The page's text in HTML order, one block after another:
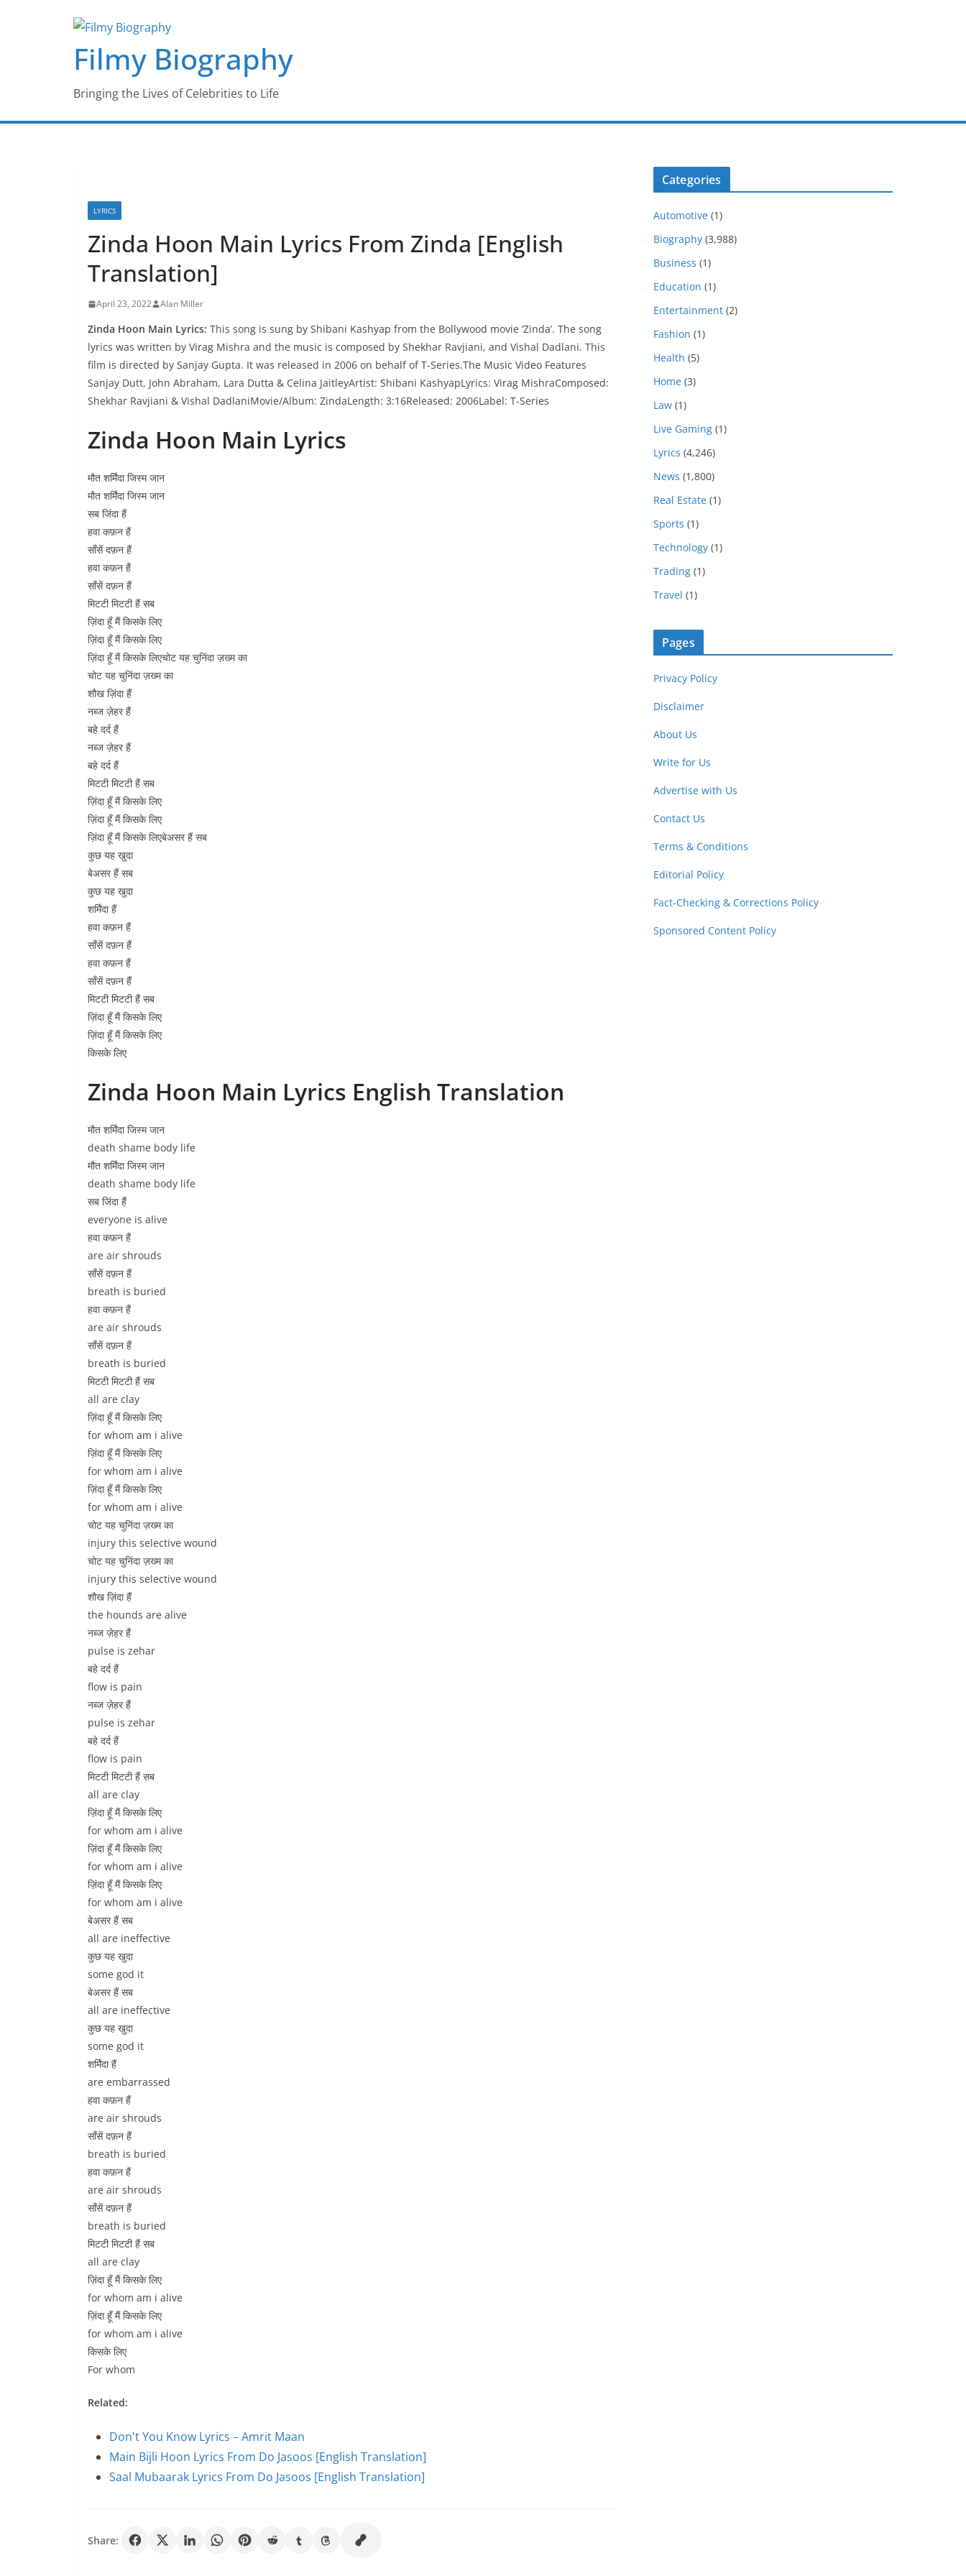
Filmy Biography
Bringing the Lives of Celebrities to Life
LYRICS
Zinda Hoon Main Lyrics From Zinda [English
Translation]
April 23, 2022 Alan Miller
Zinda Hoon Main Lyrics: This song is sung by Shibani Kashyap from the Bollywood movie ‘Zinda’. The song
lyrics was written by Virag Mishra and the music is composed by Shekhar Ravjiani, and Vishal Dadlani. This
film is directed by Sanjay Gupta. It was released in 2006 on behalf of T-Series.The Music Video Features
Sanjay Dutt, John Abraham, Lara Dutta & Celina JaitleyArtist: Shibani KashyapLyrics: Virag MishraComposed:
Shekhar Ravjiani & Vishal DadlaniMovie/Album: ZindaLength: 3:16Released: 2006Label: T-Series
Zinda Hoon Main Lyrics
मौत शर्मिंदा जिस्म जान
मौत शर्मिंदा जिस्म जान
सब जिंदा हैं
हवा कफ़न हैं
साँसें दफ़न हैं
हवा कफ़न हैं
साँसें दफ़न हैं
मिटटी मिटटी हैं सब
ज़िंदा हूँ मैं किसके लिए
ज़िंदा हूँ मैं किसके लिए
ज़िंदा हूँ मैं किसके लिएचोट यह चुनिंदा ज़ख्म का
चोट यह चुनिंदा ज़ख्म का
शौख ज़िंदा हैं
नब्ज ज़ेहर हैं
बहे दर्द हैं
नब्ज ज़ेहर हैं
बहे दर्द हैं
मिटटी मिटटी हैं सब
ज़िंदा हूँ मैं किसके लिए
ज़िंदा हूँ मैं किसके लिए
ज़िंदा हूँ मैं किसके लिएबेअसर हैं सब
कुछ यह खुदा
बेअसर हैं सब
कुछ यह खुदा
शर्मिंदा हैं
हवा कफ़न हैं
साँसें दफ़न हैं
हवा कफ़न हैं
साँसें दफ़न हैं
मिटटी मिटटी हैं सब
ज़िंदा हूँ मैं किसके लिए
ज़िंदा हूँ मैं किसके लिए
किसके लिए
Zinda Hoon Main Lyrics English Translation
मौत शर्मिंदा जिस्म जान
death shame body life
मौत शर्मिंदा जिस्म जान
death shame body life
सब जिंदा हैं
everyone is alive
हवा कफ़न हैं
are air shrouds
साँसें दफ़न हैं
breath is buried
हवा कफ़न हैं
are air shrouds
साँसें दफ़न हैं
breath is buried
मिटटी मिटटी हैं सब
all are clay
ज़िंदा हूँ मैं किसके लिए
for whom am i alive
ज़िंदा हूँ मैं किसके लिए
for whom am i alive
ज़िंदा हूँ मैं किसके लिए
for whom am i alive
चोट यह चुनिंदा ज़ख्म का
injury this selective wound
चोट यह चुनिंदा ज़ख्म का
injury this selective wound
शौख ज़िंदा हैं
the hounds are alive
नब्ज ज़ेहर हैं
pulse is zehar
बहे दर्द हैं
flow is pain
नब्ज ज़ेहर हैं
pulse is zehar
बहे दर्द हैं
flow is pain
मिटटी मिटटी हैं सब
all are clay
ज़िंदा हूँ मैं किसके लिए
for whom am i alive
ज़िंदा हूँ मैं किसके लिए
for whom am i alive
ज़िंदा हूँ मैं किसके लिए
for whom am i alive
बेअसर हैं सब
all are ineffective
कुछ यह खुदा
some god it
बेअसर हैं सब
all are ineffective
कुछ यह खुदा
some god it
शर्मिंदा हैं
are embarrassed
हवा कफ़न हैं
are air shrouds
साँसें दफ़न हैं
breath is buried
हवा कफ़न हैं
are air shrouds
साँसें दफ़न हैं
breath is buried
मिटटी मिटटी हैं सब
all are clay
ज़िंदा हूँ मैं किसके लिए
for whom am i alive
ज़िंदा हूँ मैं किसके लिए
for whom am i alive
किसके लिए
For whom
Related:
Don't You Know Lyrics – Amrit Maan
Main Bijli Hoon Lyrics From Do Jasoos [English Translation]
Saal Mubaarak Lyrics From Do Jasoos [English Translation]
Share:
Categories
Automotive (1)
Biography (3,988)
Business (1)
Education (1)
Entertainment (2)
Fashion (1)
Health (5)
Home (3)
Law (1)
Live Gaming (1)
Lyrics (4,246)
News (1,800)
Real Estate (1)
Sports (1)
Technology (1)
Trading (1)
Travel (1)
Pages
Privacy Policy
Disclaimer
About Us
Write for Us
Advertise with Us
Contact Us
Terms & Conditions
Editorial Policy
Fact-Checking & Corrections Policy
Sponsored Content Policy